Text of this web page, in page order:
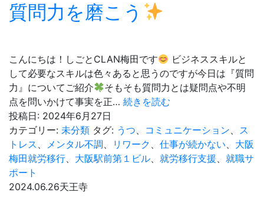
ー
質問力を磨こう
こんにちは！しごとCLAN梅田です
ビジネススキルと
して必要なスキルは色々あると思うのですが今日は『質問
力』についてご紹介
そもそも質問力とは疑問点や不明
点を問いかけて事実を正… 続きを読む
力
を
磨
投稿日: 2024年6月27日
カテゴリー: 未分類 タグ: うつ、 コミュニケーション、 ス
トレス 、 メンタル不調、 リワーク 、 仕事が続かない、 大阪
梅田就労移行、 大阪駅前第１ビル、 就労移行支援、 就職サ
ポート
2024.06.26天王寺